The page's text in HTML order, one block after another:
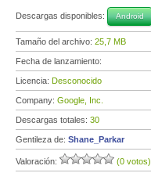
Descargas disponibles: Android
Tamaño del archivo: 25,7 MB
Fecha de lanzamiento:
Licencia: Desconocido
Company: Google, Inc.
Descargas totales: 30
Gentileza de: Shane_Parkar
Valoración: (0 votos)